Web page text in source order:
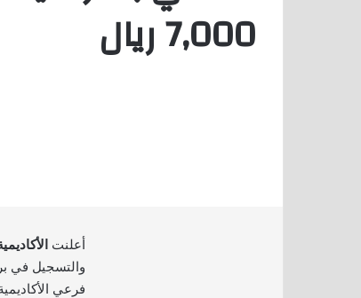
7,000 ريال
أعلنت
والتسجيل في
فرعي